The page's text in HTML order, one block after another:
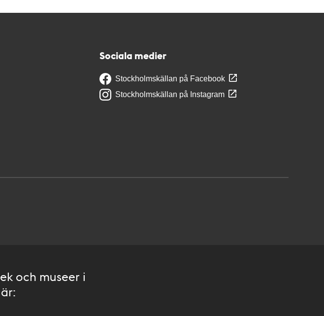
Sociala medier
Stockholmskällan på Facebook
Stockholmskällan på Instagram
och museer i